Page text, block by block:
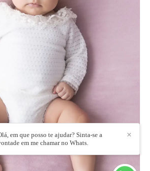
✕
em que posso te ajudar? Sinta-se a
em me chamar no Whats.